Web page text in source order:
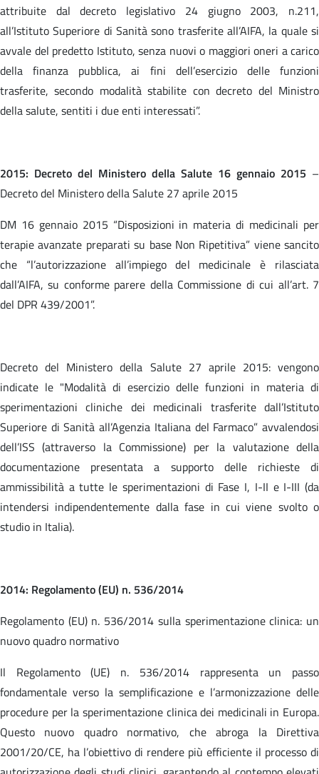
attribuite dal decreto legislativo 24 giugno 2003, n.211,
all’Istituto Superiore di Sanità sono trasferite all’AIFA, la quale si
avvale del predetto Istituto, senza nuovi o maggiori oneri a carico
della finanza pubblica, ai fini dell’esercizio delle funzioni
trasferite, secondo modalità stabilite con decreto del Ministro
della salute, sentiti i due enti interessati”.
2015: Decreto del Ministero della Salute 16 gennaio 2015 –
Decreto del Ministero della Salute 27 aprile 2015
DM 16 gennaio 2015 “Disposizioni in materia di medicinali per
terapie avanzate preparati su base Non Ripetitiva” viene sancito
che “l’autorizzazione all’impiego del medicinale è rilasciata
dall’AIFA, su conforme parere della Commissione di cui all’art. 7
del DPR 439/2001”.
Decreto del Ministero della Salute 27 aprile 2015: vengono
indicate le "Modalità di esercizio delle funzioni in materia di
sperimentazioni cliniche dei medicinali trasferite dall’Istituto
Superiore di Sanità all’Agenzia Italiana del Farmaco” avvalendosi
dell’ISS (attraverso la Commissione) per la valutazione della
documentazione presentata a supporto delle richieste di
ammissibilità a tutte le sperimentazioni di Fase I, I-II e I-III (da
intendersi indipendentemente dalla fase in cui viene svolto o
studio in Italia).
2014: Regolamento (EU) n. 536/2014
Regolamento (EU) n. 536/2014 sulla sperimentazione clinica: un
nuovo quadro normativo
Il Regolamento (UE) n. 536/2014 rappresenta un passo
fondamentale verso la semplificazione e l’armonizzazione delle
procedure per la sperimentazione clinica dei medicinali in Europa.
Questo nuovo quadro normativo, che abroga la Direttiva
2001/20/CE, ha l’obiettivo di rendere più efficiente il processo di